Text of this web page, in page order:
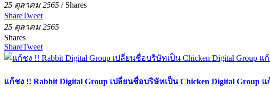
25 ตุลาคม 2565 / Shares
ShareTweet
25 ตุลาคม 2565
Shares
ShareTweet
แก้ชง !! Rabbit Digital Group เปลี่ยนชื่อบริษัทเป็น Chicken Digital Group